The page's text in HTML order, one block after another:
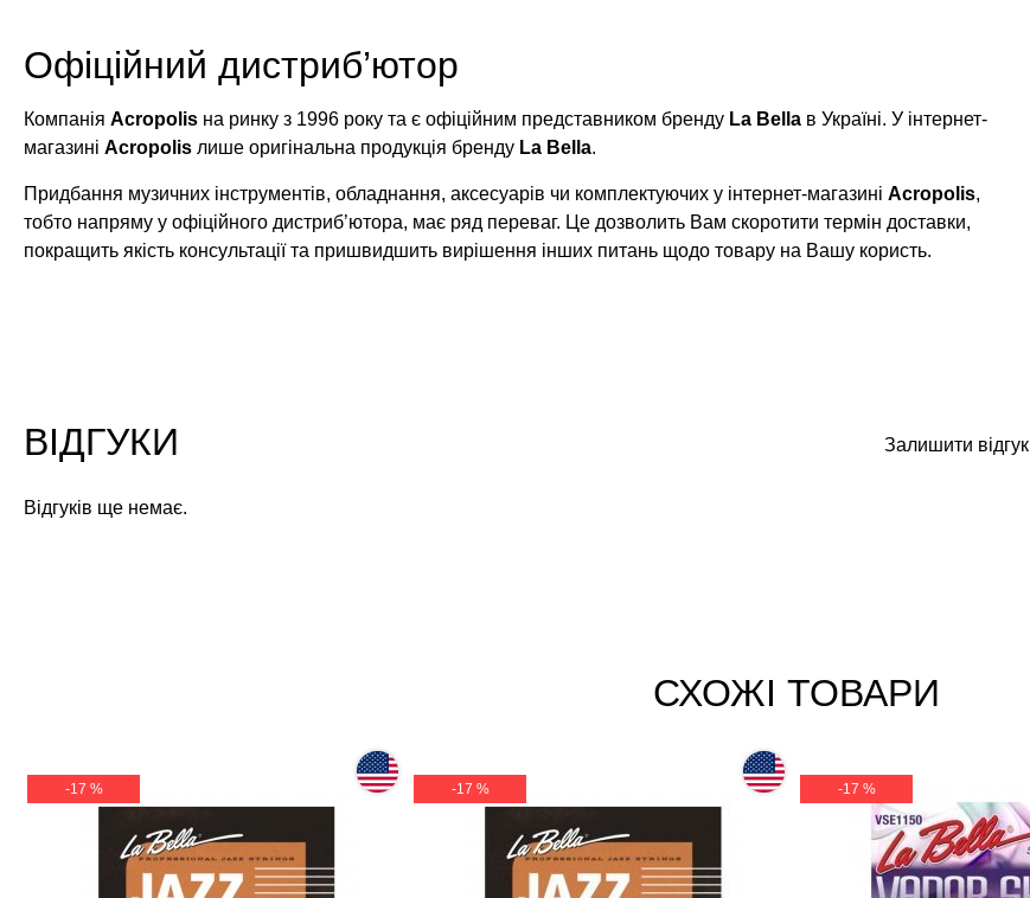
Офіційний дистриб’ютор
Компанія Acropolis на ринку з 1996 року та є офіційним представником бренду La Bella в Україні. У інтернет-
магазині Acropolis лише оригінальна продукція бренду La Bella.
Придбання музичних інструментів, обладнання, аксесуарів чи комплектуючих у інтернет-магазині Acropolis,
тобто напряму у офіційного дистриб’ютора, має ряд переваг. Це дозволить Вам скоротити термін доставки,
покращить якість консультації та пришвидшить вирішення інших питань щодо товару на Вашу користь.
Залишити відгук
ВІДГУКИ
Відгуків ще немає.
СХОЖІ ТОВАРИ
-17 % -17 % -17 %